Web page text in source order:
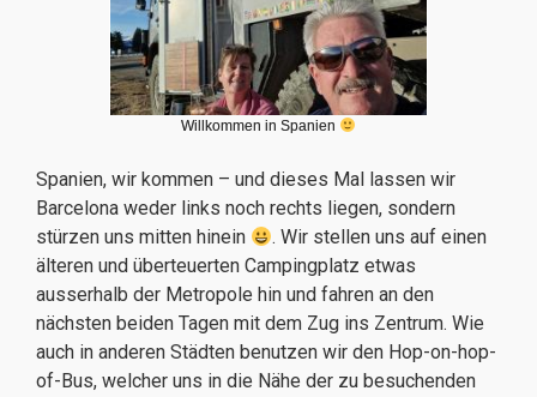
Willkommen in Spanien
Spanien, wir kommen – und dieses Mal lassen wir
Barcelona weder links noch rechts liegen, sondern
stürzen uns mitten hinein
. Wir stellen uns auf einen
älteren und überteuerten Campingplatz etwas
ausserhalb der Metropole hin und fahren an den
nächsten beiden Tagen mit dem Zug ins Zentrum. Wie
auch in anderen Städten benutzen wir den Hop-on-hop-
of-Bus, welcher uns in die Nähe der zu besuchenden